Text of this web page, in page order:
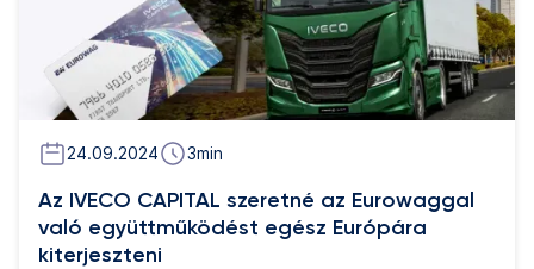
24.09.2024 3min
Az IVECO CAPITAL szeretné az Eurowaggal
való együttműködést egész Európára
kiterjeszteni